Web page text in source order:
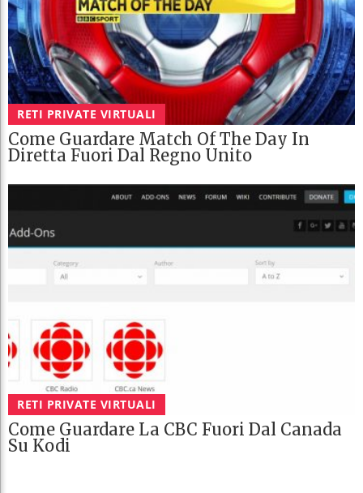
RETI PRIVATE VIRTUALI
Come Guardare Match Of The Day In
Diretta Fuori Dal Regno Unito
RETI PRIVATE VIRTUALI
Come Guardare La CBC Fuori Dal Canada
Su Kodi